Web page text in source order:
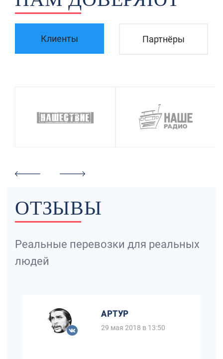
Клиенты Партнёры
ОТЗЫВЫ
Реальные перевозки для реальных
людей
АРТУР
29 мая 2018 в 13:50